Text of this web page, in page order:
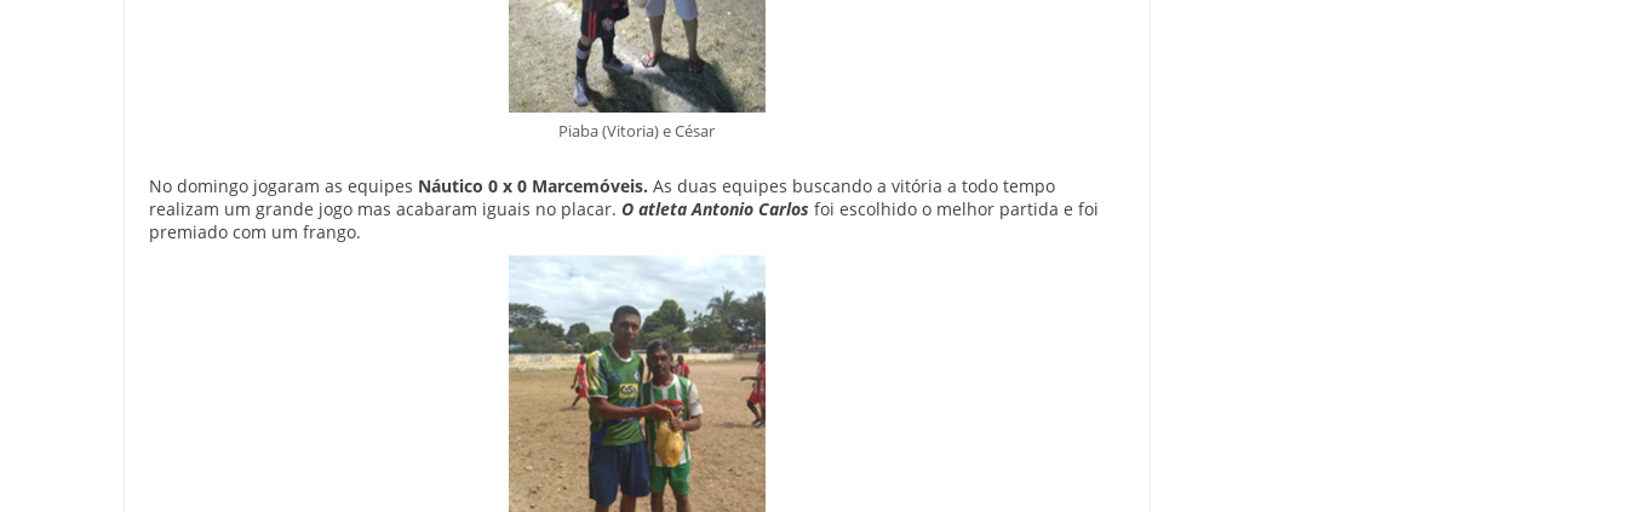
Piaba (Vitoria) e César
No domingo jogaram as equipes Náutico 0 x 0 Marcemóveis. As duas equipes buscando a vitória a todo tempo
realizam um grande jogo mas acabaram iguais no placar. O atleta Antonio Carlos foi escolhido o melhor partida e foi
premiado com um frango.